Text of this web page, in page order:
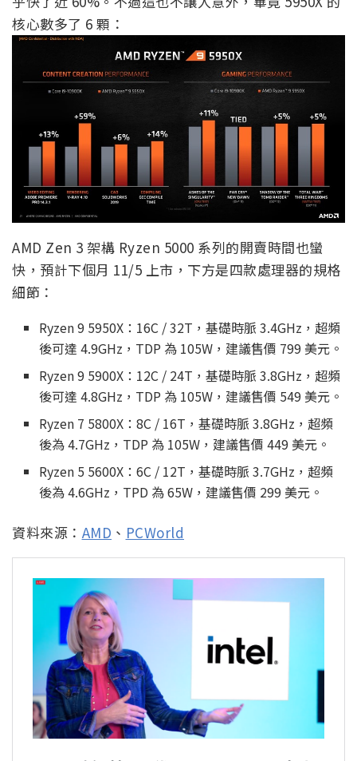
核心數多了 6 顆：
AMD Zen 3 架構 Ryzen 5000 系列的開賣時間也蠻
快，預計下個月 11/5 上市，下方是四款處理器的規格
細節：
Ryzen 9 5950X：16C / 32T，基礎時脈 3.4GHz，超頻
後可達 4.9GHz，TDP 為 105W，建議售價 799 美元。
Ryzen 9 5900X：12C / 24T，基礎時脈 3.8GHz，超頻
後可達 4.8GHz，TDP 為 105W，建議售價 549 美元。
Ryzen 7 5800X：8C / 16T，基礎時脈 3.8GHz，超頻
後為 4.7GHz，TDP 為 105W，建議售價 449 美元。
Ryzen 5 5600X：6C / 12T，基礎時脈 3.7GHz，超頻
後為 4.6GHz，TPD 為 65W，建議售價 299 美元。
資料來源： AMD 、 PCWorld